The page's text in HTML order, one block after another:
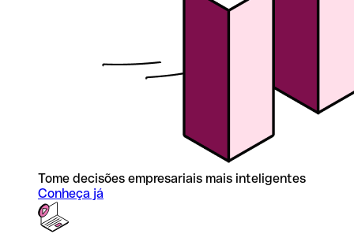
Tome decisões empresariais mais inteligentes
Conheça já